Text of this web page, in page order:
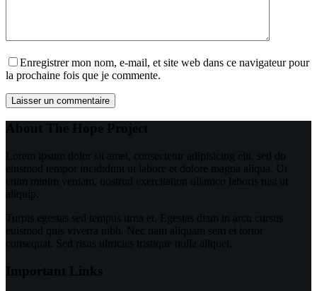
Enregistrer mon nom, e-mail, et site web dans ce navigateur pour
la prochaine fois que je commente.
Laisser un commentaire
About The Hope Project
Lorem ipsum dolor sit amet, consectetur adipisicing elit, sed do
eiusmod tempor incididunt ut labore et dolore magna aliqua. Ut
enim minim veniam, nostrud exercitation ullamco laboris nisi ut
aliquip.
Turpis egestas sed tempus urna et. Egestas diam in arcu cursus
euismod quis viverra nibh. Nec nam aliquam sem et tortor
consequat. Sed risus ultricies tristique nulla aliquet.
Important Links